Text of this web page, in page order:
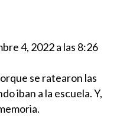
4, 2022 a las 8:26
se ratearon las
iban a la escuela. Y,